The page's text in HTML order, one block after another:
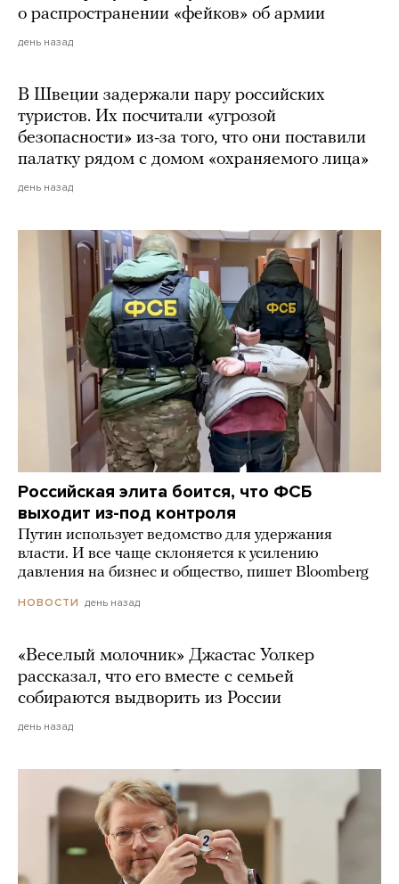
о распространении «фейков» об армии
день назад
В Швеции задержали пару российских
туристов. Их посчитали «угрозой
безопасности» из-за того, что они поставили
палатку рядом с домом «охраняемого лица»
день назад
Российская элита боится, что ФСБ
выходит из-под контроля
Путин использует ведомство для удержания
власти. И все чаще склоняется к усилению
давления на бизнес и общество, пишет Bloomberg
НОВОСТИ день назад
«Веселый молочник» Джастас Уолкер
рассказал, что его вместе с семьей
собираются выдворить из России
день назад